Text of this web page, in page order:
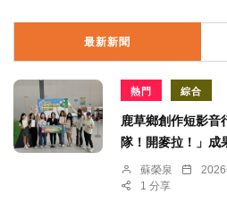
最新新聞
熱門 綜合
鹿草鄉創作短影音
隊！開麥拉！」成
蘇榮泉 2026
1 分享